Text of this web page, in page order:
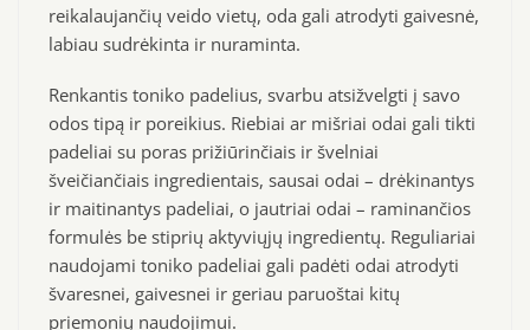
reikalaujančių veido vietų, oda gali atrodyti gaivesnė,
labiau sudrėkinta ir nuraminta.
Renkantis toniko padelius, svarbu atsižvelgti į savo
odos tipą ir poreikius. Riebiai ar mišriai odai gali tikti
padeliai su poras prižiūrinčiais ir švelniai
šveičiančiais ingredientais, sausai odai – drėkinantys
ir maitinantys padeliai, o jautriai odai – raminančios
formulės be stiprių aktyviųjų ingredientų. Reguliariai
naudojami toniko padeliai gali padėti odai atrodyti
švaresnei, gaivesnei ir geriau paruoštai kitų
priemonių naudojimui.